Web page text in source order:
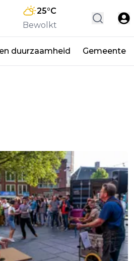
25°C
Bewolkt
duurzaamheid Gemeente